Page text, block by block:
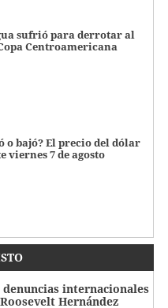
sufrió para derrotar al
Centroamericana
o bajó? El precio del dólar
viernes 7 de agosto
internacionales
Hernández